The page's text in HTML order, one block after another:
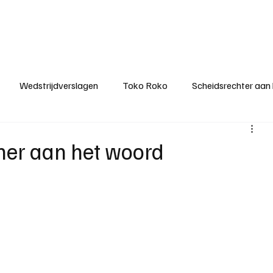
Wedstrijdverslagen Toko Roko Scheidsrechter
KM - Topscorer van het
aan het woord